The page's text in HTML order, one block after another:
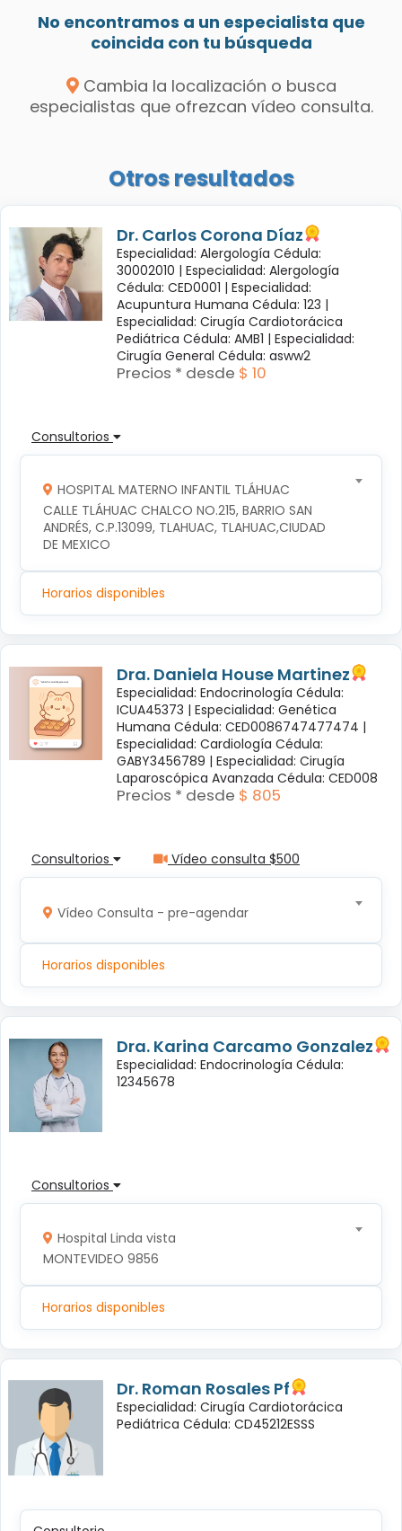
No encontramos a un especialista que
coincida con tu búsqueda
Cambia la localización o busca
especialistas que ofrezcan vídeo consulta.
Otros resultados
Dr. Carlos Corona Díaz
Especialidad: Alergología Cédula:
30002010 | Especialidad: Alergología
Cédula: CED0001 | Especialidad:
Acupuntura Humana Cédula: 123 |
Especialidad: Cirugía Cardiotorácica
Pediátrica Cédula: AMB1 | Especialidad:
Cirugía General Cédula: asww2
Precios * desde $ 10
Consultorios
HOSPITAL MATERNO INFANTIL TLÁHUAC
CALLE TLÁHUAC CHALCO NO.215, BARRIO SAN
ANDRÉS, C.P.13099, TLAHUAC, TLAHUAC,CIUDAD
DE MEXICO
Horarios disponibles
Dra. Daniela House Martinez
Especialidad: Endocrinología Cédula:
ICUA45373 | Especialidad: Genética
Humana Cédula: CED0086747477474 |
Especialidad: Cardiología Cédula:
GABY3456789 | Especialidad: Cirugía
Laparoscópica Avanzada Cédula: CED008
Precios * desde $ 805
Consultorios Vídeo consulta $500
Vídeo Consulta - pre-agendar
Horarios disponibles
Dra. Karina Carcamo Gonzalez
Especialidad: Endocrinología Cédula:
12345678
Consultorios
Hospital Linda vista
MONTEVIDEO 9856
Horarios disponibles
Dr. Roman Rosales Pf
Especialidad: Cirugía Cardiotorácica
Pediátrica Cédula: CD45212ESSS